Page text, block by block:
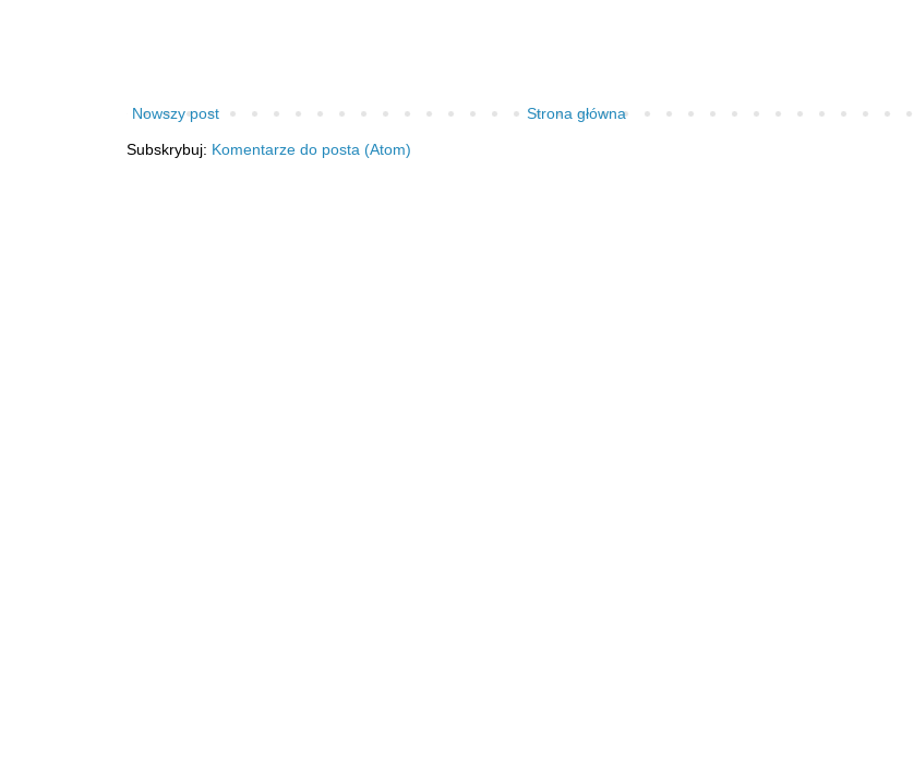
Nowszy post Strona główna
Subskrybuj: Komentarze do posta (Atom)